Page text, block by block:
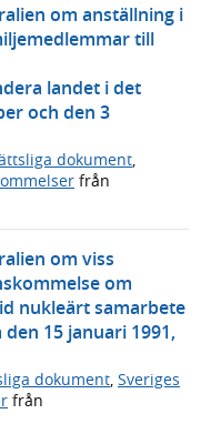
om anställning i
till
landet i det
och den 3
dokument
från
om viss
om
nukleärt samarbete
15 januari 1991,
dokument, Sveriges
från